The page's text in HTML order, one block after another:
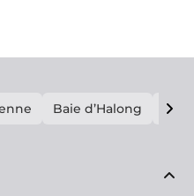
Baie d’Halong E